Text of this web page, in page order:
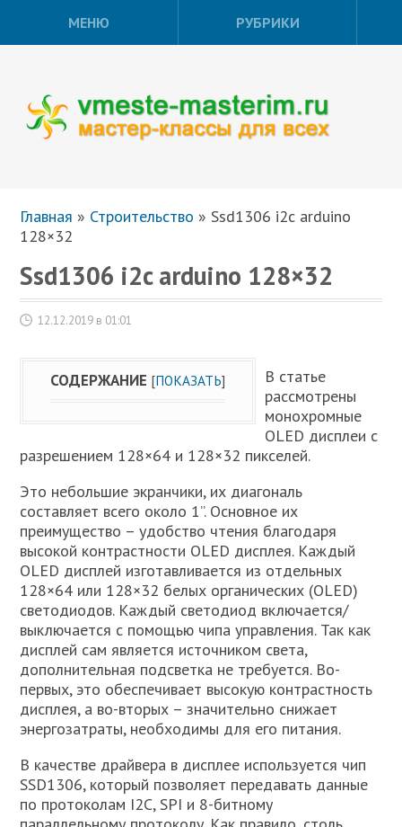
МЕНЮ РУБРИКИ
Главная » Строительство » Ssd1306 i2c arduino
128×32
Ssd1306 i2c arduino 128×32
12.12.2019 в 01:01
СОДЕРЖАНИЕ [ПОКАЗАТЬ]
В статье
рассмотрены
монохромные
OLED дисплеи с
разрешением 128×64 и 128×32 пикселей.
Это небольшие экранчики, их диагональ
составляет всего около 1”. Основное их
преимущество – удобство чтения благодаря
высокой контрастности OLED дисплея. Каждый
OLED дисплей изготавливается из отдельных
128×64 или 128×32 белых органических (OLED)
светодиодов. Каждый светодиод включается/
выключается с помощью чипа управления. Так как
дисплей сам является источником света,
дополнительная подсветка не требуется. Во-
первых, это обеспечивает высокую контрастность
дисплея, а во-вторых – значительно снижает
энергозатраты, необходимы для его питания.
В качестве драйвера в дисплее используется чип
SSD1306, который позволяет передавать данные
по протоколам I2C, SPI и 8-битному